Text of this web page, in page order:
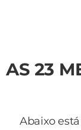
AS 23
Abaixo